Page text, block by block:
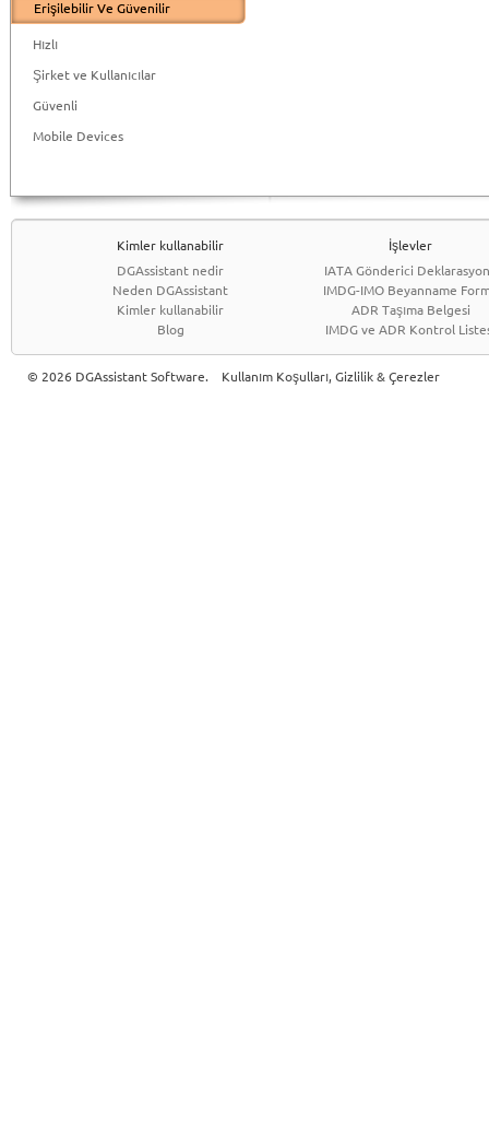
Erişilebilir Ve Güvenilir
Hızlı
Şirket ve Kullanıcılar
Güvenli
Mobile Devices
Kimler kullanabilir
DGAssistant nedir
Neden DGAssistant
Kimler kullanabilir
Blog
İşlevler
IATA Gönderici
IMDG-IMO Beyanname
ADR Taşıma Belgesi
IMDG ve ADR Kontrol
© 2026 DGAssistant Software. Kullanım Koşulları, Gizlilik & Çerezler